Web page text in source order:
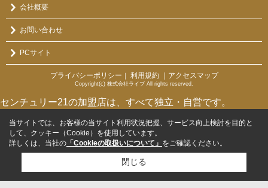
会社概要
お問い合わせ
PCサイト
プライバシーポリシー ｜ 利用規約 ｜アクセスマップ
Copyright(c) 株式会社ライブ All rights reserved.
センチュリー21の加盟店は、すべて独立・自営です。
当サイトでは、お客様の当サイト利用状況把握、サービス向上検討を目的と
して、クッキー（Cookie）を使用しています。
詳しくは、当社の 「Cookieの取扱いについて」 をご確認ください。
閉じる